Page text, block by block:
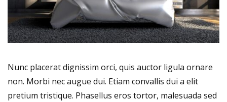
Nunc placerat dignissim orci, quis auctor ligula ornare
non. Morbi nec augue dui. Etiam convallis dui a elit
pretium tristique. Phasellus eros tortor, malesuada sed